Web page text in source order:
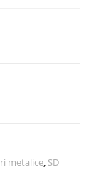
metalice, SD